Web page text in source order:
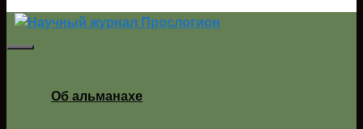
Об альманахе